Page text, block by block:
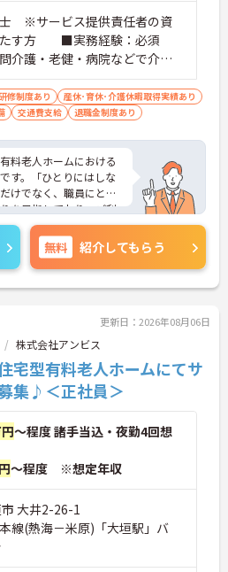
※サービス提供責任者の資
たす方 ■実務経験：必須
問介護・老健・病院などで介護
3年程度ある方）☆サ責未経験
績多数☆
修制度あり
産休･育休･介護休暇取得実績あり
交通費支給 退職金制度あり
料老人ホームにおける
す。「ひとりにはしな
けでなく、職員にとっ
を目指しており、ご利
サービスを提供してい
。サービス提供責任者
方も多数いらっしゃい
策ポイントなど、さら
無料 紹介してもらう
更新日：2026年08月06日
株式会社アンビス
宅型有料老人ホームにてサ
集♪＜正社員＞
～程度 諸手当込・夜勤4回想
～程度 ※想定年収
大井2-26-1
線(熱海－米原)「大垣駅」バ